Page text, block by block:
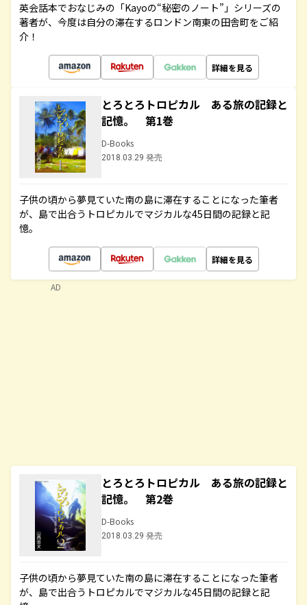
英会話本でおなじみの「Kayoの“秘密のノート”」シリーズの
著者が、今度は自分の滞在するロンドン南東の田舎町をご紹
介！
詳細を見る
とろとろトロピカル ある旅の記録と
記憶。 第1巻
D-Books
2018.03.29 発売
子供の頃から夢見ていた南の島に滞在することになった筆者
が、島で出合うトロピカルでマジカルな45日間の記録と記
憶。
詳細を見る
とろとろトロピカル ある旅の記録と
記憶。 第2巻
D-Books
2018.03.29 発売
子供の頃から夢見ていた南の島に滞在することになった筆者
が、島で出合うトロピカルでマジカルな45日間の記録と記
AD